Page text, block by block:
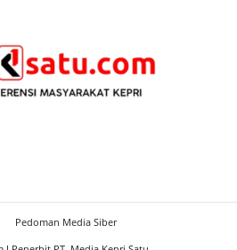
Pedoman Media Siber